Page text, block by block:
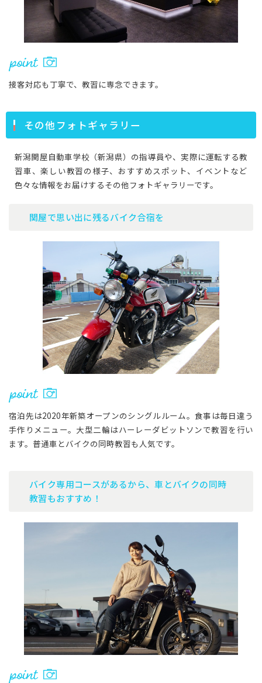
接客対応も丁寧で、教習に専念できます。
その他フォトギャラリー
新潟関屋自動車学校（新潟県）の指導員や、実際に運転する教
習車、楽しい教習の様子、おすすめスポット、イベントなど
色々な情報をお届けするその他フォトギャラリーです。
関屋で思い出に残るバイク合宿を
宿泊先は2020年新築オープンのシングルルーム。食事は毎日違う
手作りメニュー。大型二輪はハーレーダビットソンで教習を行い
ます。普通車とバイクの同時教習も人気です。
バイク専用コースがあるから、車とバイクの同時
教習もおすすめ！